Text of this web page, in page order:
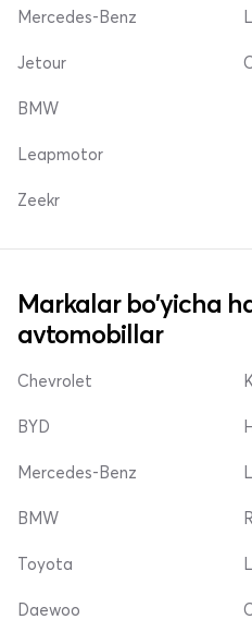
Mercedes-Benz
Jetour
BMW
Leapmotor
Zeekr
Markalar bo'yicha
avtomobillar
Chevrolet
BYD
Mercedes-Benz
BMW
Toyota
Daewoo